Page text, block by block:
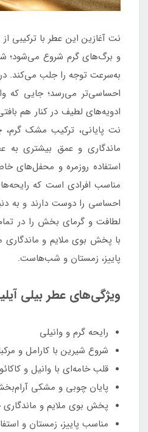
نت آغازین این عطر با ترکیبی
و برگ‌های گرم شروع می‌شود؛
به‌سرعت توجه را جلب می‌کند. در
احساسی‌تر می‌رسد؛ جایی که
ادویه‌های لطیف در کنار هم
نت پایانی، ترکیب مشک گرم،
ماندگاری و عمق بیشتری به
استفاده روزمره و محفل‌های
مناسب افرادی‌ است که
احساسی را دوست دارند و به
لطافت و گرمای بخش را در
با پخش بوی ملایم و ماندگاری
پاییز، زمستان و شب‌هاست.
ویژگی‌های عطر بیلی
رایحه گرم و وانیلی
شروع شیرین با کارامل و
قلب خامه‌ای با وانیل و کاکائو
پایان چوبی و مشکی
پخش بوی ملایم و
مناسب پاییز، زمستان و